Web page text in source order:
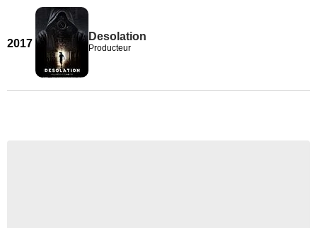
2017
Desolation
Producteur